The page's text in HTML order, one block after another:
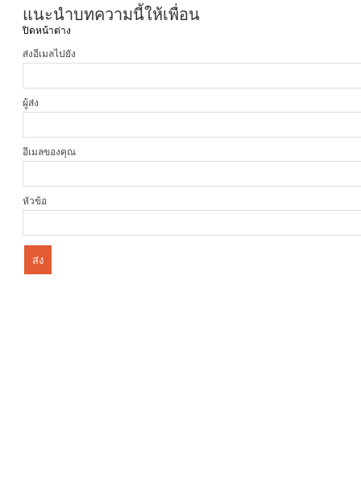
แนะนำบทความนี้ให้เพื่อน
ปิดหน้าต่าง
ส่งอีเมลไปยัง
ผู้ส่ง
อีเมลของคุณ
หัวข้อ
ส่ง